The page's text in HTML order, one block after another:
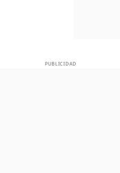
PUBLICIDAD